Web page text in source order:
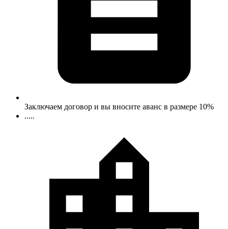
Заключаем договор и вы вносите аванс в размере 10%
.....